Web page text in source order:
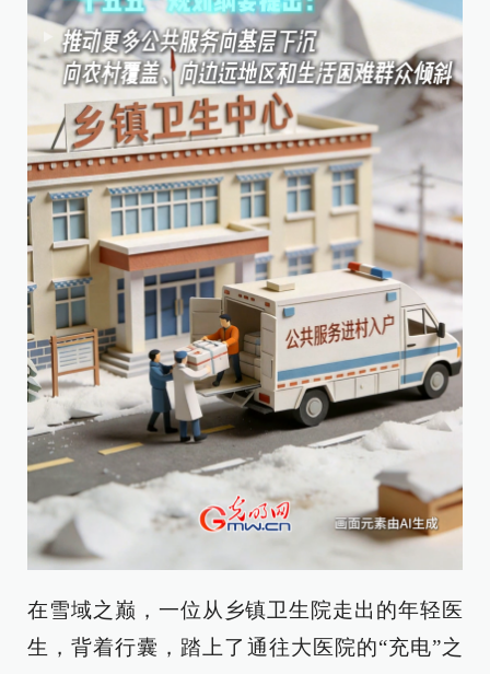
在雪域之巅，一位从乡镇卫生院走出的年轻医
生，背着行囊，踏上了通往大医院的“充电”之